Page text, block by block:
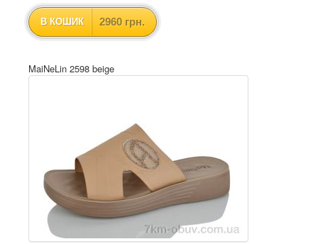
В КОШИК 2960 грн.
MaiNeLin 2598 beige